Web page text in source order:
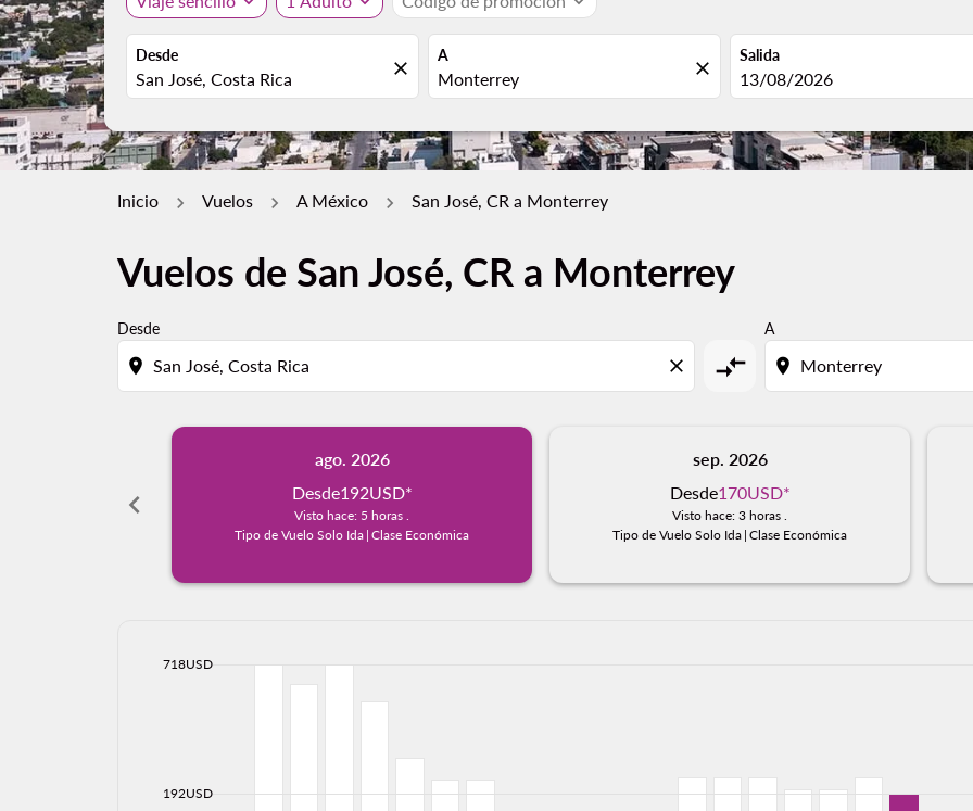
Desde
close
A
close
Salida
fc-booking-departure-date-
13/08/2026
Inicio Vuelos A México San José, CR a Monterrey
Vuelos de San José, CR a Monterrey
Desde
location_on close compare_arrows
A
location_on
chevron_left
ago. 2026
Desde192USD*
Visto hace: 5 horas .
Tipo de Vuelo Solo Ida | Clase Económica
sep. 2026
Desde170USD*
Visto hace: 3 horas .
Tipo de Vuelo Solo Ida | Clase Económica
192USD
718USD
SJO–MTY,